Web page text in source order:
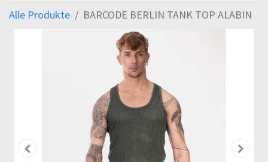
Alle Produkte BARCODE BERLIN TANK TOP ALABIN